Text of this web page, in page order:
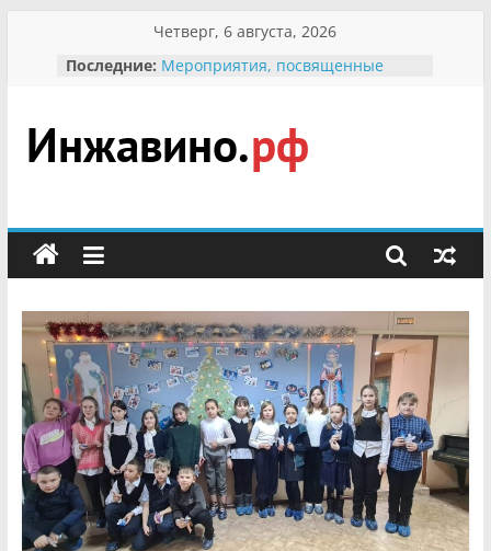
содержимому
Четверг, 6 августа, 2026
Последние: Мероприятия, посвященные
гражданин Инжавинского округа»
участнице Великой
Отечественной, фронтовичке
Безопасность в сети Интернет
мероприятии «Сохраним
первоцветы!»
В вольере Воронинского
заповедника родились крапчатые
суслики
Инжавино.рф
сельский
портал